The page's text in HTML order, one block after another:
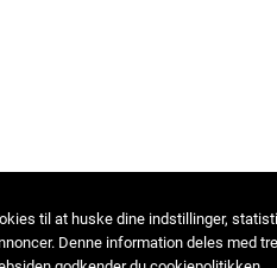
til at huske dine indstillinger,
Denne information deles med